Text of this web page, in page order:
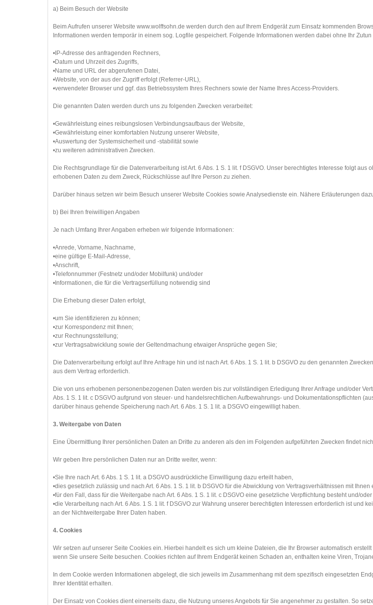
a) Beim Besuch der Website
Beim Aufrufen unserer Website www.wolffsohn.de werden durch den auf Ihrem Endgerät zum Einsatz kommenden
Informationen werden temporär in einem sog. Logfile gespeichert. Folgende Informationen werden dabei ohne Ihr
•IP-Adresse des anfragenden Rechners,
•Datum und Uhrzeit des Zugriffs,
•Name und URL der abgerufenen Datei,
•Website, von der aus der Zugriff erfolgt (Referrer-URL),
•verwendeter Browser und ggf. das Betriebssystem Ihres Rechners sowie der Name Ihres Access-Providers.
Die genannten Daten werden durch uns zu folgenden Zwecken verarbeitet:
•Gewährleistung eines reibungslosen Verbindungsaufbaus der Website,
•Gewährleistung einer komfortablen Nutzung unserer Website,
•Auswertung der Systemsicherheit und -stabilität sowie
•zu weiteren administrativen Zwecken.
Die Rechtsgrundlage für die Datenverarbeitung ist Art. 6 Abs. 1 S. 1 lit. f DSGVO. Unser berechtigtes Interesse folgt
erhobenen Daten zu dem Zweck, Rückschlüsse auf Ihre Person zu ziehen.
Darüber hinaus setzen wir beim Besuch unserer Website Cookies sowie Analysedienste ein. Nähere Erläuterungen
b) Bei Ihren freiwilligen Angaben
Je nach Umfang Ihrer Angaben erheben wir folgende Informationen:
•Anrede, Vorname, Nachname,
•eine gültige E-Mail-Adresse,
•Anschrift,
•Telefonnummer (Festnetz und/oder Mobilfunk) und/oder
•Informationen, die für die Vertragserfüllung notwendig sind
Die Erhebung dieser Daten erfolgt,
•um Sie identifizieren zu können;
•zur Korrespondenz mit Ihnen;
•zur Rechnungsstellung;
•zur Vertragsabwicklung sowie der Geltendmachung etwaiger Ansprüche gegen Sie;
Die Datenverarbeitung erfolgt auf Ihre Anfrage hin und ist nach Art. 6 Abs. 1 S. 1 lit. b DSGVO zu den genannten
aus dem Vertrag erforderlich.
Die von uns erhobenen personenbezogenen Daten werden bis zur vollständigen Erledigung Ihrer Anfrage und/oder
Abs. 1 S. 1 lit. c DSGVO aufgrund von steuer- und handelsrechtlichen Aufbewahrungs- und Dokumentationspflichten
darüber hinaus gehende Speicherung nach Art. 6 Abs. 1 S. 1 lit. a DSGVO eingewilligt haben.
3. Weitergabe von Daten
Eine Übermittlung Ihrer persönlichen Daten an Dritte zu anderen als den im Folgenden aufgeführten Zwecken findet
Wir geben Ihre persönlichen Daten nur an Dritte weiter, wenn:
•Sie Ihre nach Art. 6 Abs. 1 S. 1 lit. a DSGVO ausdrückliche Einwilligung dazu erteilt haben,
•dies gesetzlich zulässig und nach Art. 6 Abs. 1 S. 1 lit. b DSGVO für die Abwicklung von Vertragsverhältnissen mit Ihnen
•für den Fall, dass für die Weitergabe nach Art. 6 Abs. 1 S. 1 lit. c DSGVO eine gesetzliche Verpflichtung besteht und/oder
•die Verarbeitung nach Art. 6 Abs. 1 S. 1 lit. f DSGVO zur Wahrung unserer berechtigten Interessen erforderlich ist und
an der Nichtweitergabe Ihrer Daten haben.
4. Cookies
Wir setzen auf unserer Seite Cookies ein. Hierbei handelt es sich um kleine Dateien, die Ihr Browser automatisch
wenn Sie unsere Seite besuchen. Cookies richten auf Ihrem Endgerät keinen Schaden an, enthalten keine Viren,
In dem Cookie werden Informationen abgelegt, die sich jeweils im Zusammenhang mit dem spezifisch eingesetzten
Ihrer Identität erhalten.
Der Einsatz von Cookies dient einerseits dazu, die Nutzung unseres Angebots für Sie angenehmer zu gestalten. So